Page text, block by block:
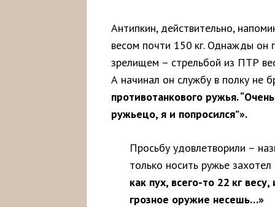
Антипкин, действительно,
весом почти 150 кг. Однажды он
зрелищем – стрельбой из ПТР
А начинал он службу в полку не
противотанкового ружья.
ружьецо, я и попросился”».
Просьбу удовлетворили –
только носить ружье
как пух, всего-то 22 кг
грозное оружие несешь…»